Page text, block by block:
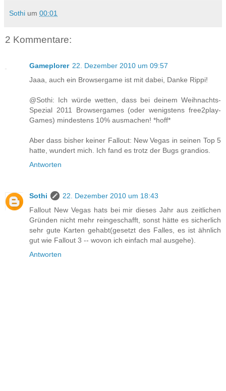
Sothi um 00:01
2 Kommentare:
Gameplorer 22. Dezember 2010 um 09:57
Jaaa, auch ein Browsergame ist mit dabei, Danke Rippi!
@Sothi: Ich würde wetten, dass bei deinem Weihnachts-
Spezial 2011 Browsergames (oder wenigstens free2play-
Games) mindestens 10% ausmachen! *hoff*
Aber dass bisher keiner Fallout: New Vegas in seinen Top 5
hatte, wundert mich. Ich fand es trotz der Bugs grandios.
Antworten
Sothi
22. Dezember 2010 um 18:43
Fallout New Vegas hats bei mir dieses Jahr aus zeitlichen
Gründen nicht mehr reingeschafft, sonst hätte es sicherlich
sehr gute Karten gehabt(gesetzt des Falles, es ist ähnlich
gut wie Fallout 3 -- wovon ich einfach mal ausgehe).
Antworten